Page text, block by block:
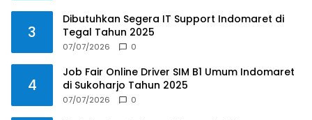
3
Dibutuhkan Segera IT Support Indomaret di
Tegal Tahun 2025
07/07/2026 0
4
Job Fair Online Driver SIM B1 Umum Indomaret
di Sukoharjo Tahun 2025
07/07/2026 0